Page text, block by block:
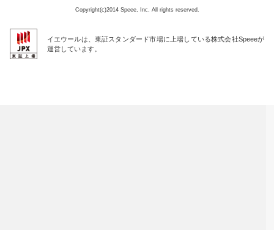
Copyright(c)2014 Speee, Inc. All rights reserved.
イエウールは、東証スタンダード市場に上場している株式会社Speeeが
運営しています。